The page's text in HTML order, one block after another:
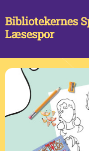
Bibliotekernes
Læsespor